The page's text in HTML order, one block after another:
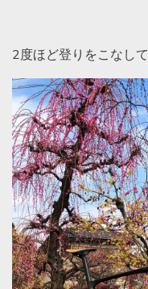
2度ほど登りをこなして